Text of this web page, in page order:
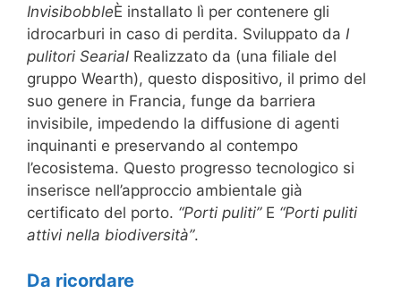
InvisibobbleÈ installato lì per contenere gli
idrocarburi in caso di perdita. Sviluppato da I
pulitori Searial Realizzato da (una filiale del
gruppo Wearth), questo dispositivo, il primo del
suo genere in Francia, funge da barriera
invisibile, impedendo la diffusione di agenti
inquinanti e preservando al contempo
l’ecosistema. Questo progresso tecnologico si
inserisce nell’approccio ambientale già
certificato del porto. “Porti puliti”E “Porti puliti
attivi nella biodiversità”.
Da ricordare